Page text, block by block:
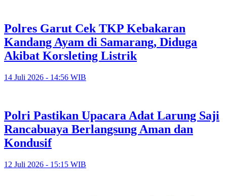
Polres Garut Cek TKP Kebakaran
Kandang Ayam di Samarang, Diduga
Akibat Korsleting Listrik
14 Juli 2026 - 14:56 WIB
Polri Pastikan Upacara Adat Larung Saji
Rancabuaya Berlangsung Aman dan
Kondusif
12 Juli 2026 - 15:15 WIB